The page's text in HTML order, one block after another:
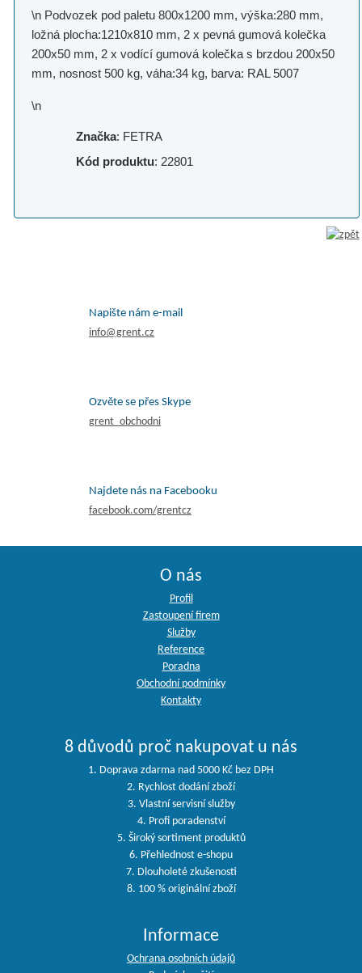
\n Podvozek pod paletu 800x1200 mm, výška:280 mm,
ložná plocha:1210x810 mm, 2 x pevná gumová kolečka
200x50 mm, 2 x vodící gumová kolečka s brzdou 200x50
mm, nosnost 500 kg, váha:34 kg, barva: RAL 5007
\n
Značka: FETRA
Kód produktu: 22801
Napište nám e-mail
info@grent.cz
Ozvěte se přes Skype
grent_obchodni
Najdete nás na Facebooku
facebook.com/grentcz
O nás
Profil
Zastoupení firem
Služby
Reference
Poradna
Obchodní podmínky
Kontakty
8 důvodů proč nakupovat u nás
1. Doprava zdarma nad 5000 Kč bez DPH
2. Rychlost dodání zboží
3. Vlastní servisní služby
4. Profi poradenství
5. Široký sortiment produktů
6. Přehlednost e-shopu
7. Dlouholeté zkušenosti
8. 100 % originální zboží
Informace
Ochrana osobních údajů